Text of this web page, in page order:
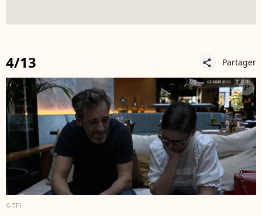
4/13 share Partager
© TF1